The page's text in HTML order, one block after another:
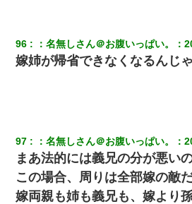
96 ：名無しさん＠お腹いっぱい。 ：
嫁姉が帰省できなくなるんじ
97 ：名無しさん＠お腹いっぱい。 ：
まあ法的には義兄の分が悪い
この場合、周りは全部嫁の敵だ
嫁両親も姉も義兄も、嫁より